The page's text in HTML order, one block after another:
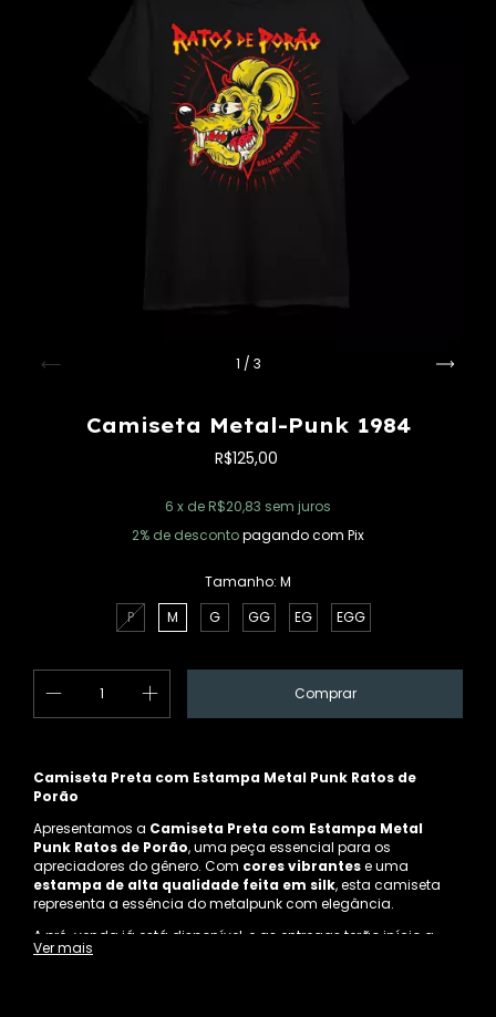
1 / 3
Camiseta Metal-Punk 1984
R$125,00
6 x deR$20,83 sem juros
2% de descontopagando com Pix
Tamanho: M
P
M G GG EG EGG
Camiseta Preta com Estampa Metal Punk Ratos de
Porão
Apresentamos a Camiseta Preta com Estampa Metal
Punk Ratos de Porão, uma peça essencial para os
apreciadores do gênero. Com cores vibrantese uma
estampa de alta qualidade feita em silk, esta camiseta
representa a essência do metalpunk com elegância.
A pré-venda já está disponível, e as entregas terão início a
partir do dia
Ver mais